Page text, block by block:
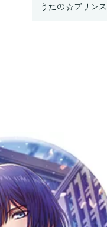
うたの☆プリン